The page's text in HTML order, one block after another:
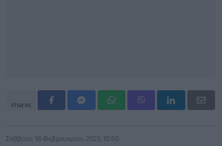
shares
Σάββατο, 18 Φεβρουαρίου 2023, 10:50